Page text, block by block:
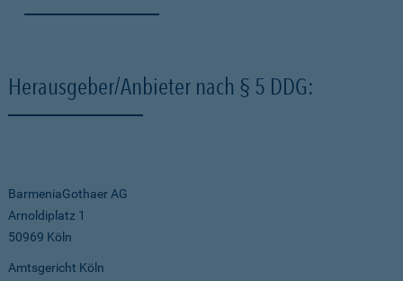
Herausgeber/Anbieter nach § 5 DDG:
BarmeniaGothaer AG
Arnoldiplatz 1
50969 Köln
Amtsgericht Köln